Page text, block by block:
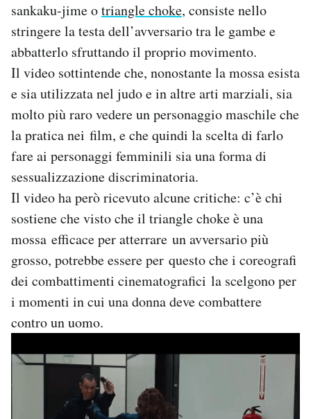
NEWSLETTER
I MIEI PREFERITI
SHOP
CALENDARIO
Area Personale
Newsletter
Notifiche mobile
Esci
sankaku-jime otriangle choke, consiste nello
stringere la testa dell’avversario tra le gambe e
abbatterlo sfruttando il proprio movimento.
Il video sottintende che, nonostante la mossa esista
e sia utilizzata nel judo e in altre arti marziali, sia
molto più raro vedere un personaggio maschile che
la pratica nei film, e che quindi la scelta di farlo
fare ai personaggi femminili sia una forma di
sessualizzazione discriminatoria.
Il video ha però ricevuto alcune critiche: c’è chi
sostiene che visto che il triangle choke è una
mossa efficace per atterrare un avversario più
grosso, potrebbe essere per questo che i coreografi
dei combattimenti cinematografici la scelgono per
i momenti in cui una donna deve combattere
contro un uomo.